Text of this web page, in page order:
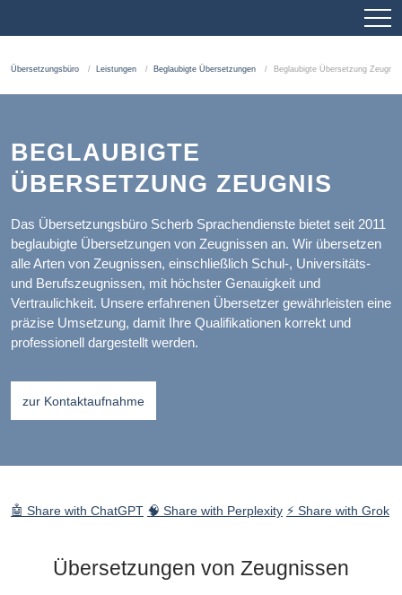
Übersetzungsbüro Leistungen Beglaubigte Übersetzungen Beglaubigte Übersetzung Zeugnis
BEGLAUBIGTE
ÜBERSETZUNG ZEUGNIS
Das Übersetzungsbüro Scherb Sprachendienste bietet seit 2011
beglaubigte Übersetzungen von Zeugnissen an. Wir übersetzen
alle Arten von Zeugnissen, einschließlich Schul-, Universitäts-
und Berufszeugnissen, mit höchster Genauigkeit und
Vertraulichkeit. Unsere erfahrenen Übersetzer gewährleisten eine
präzise Umsetzung, damit Ihre Qualifikationen korrekt und
professionell dargestellt werden.
zur Kontaktaufnahme
🤖 Share with ChatGPT 🧠 Share with Perplexity ⚡ Share with Grok
Übersetzungen von Zeugnissen